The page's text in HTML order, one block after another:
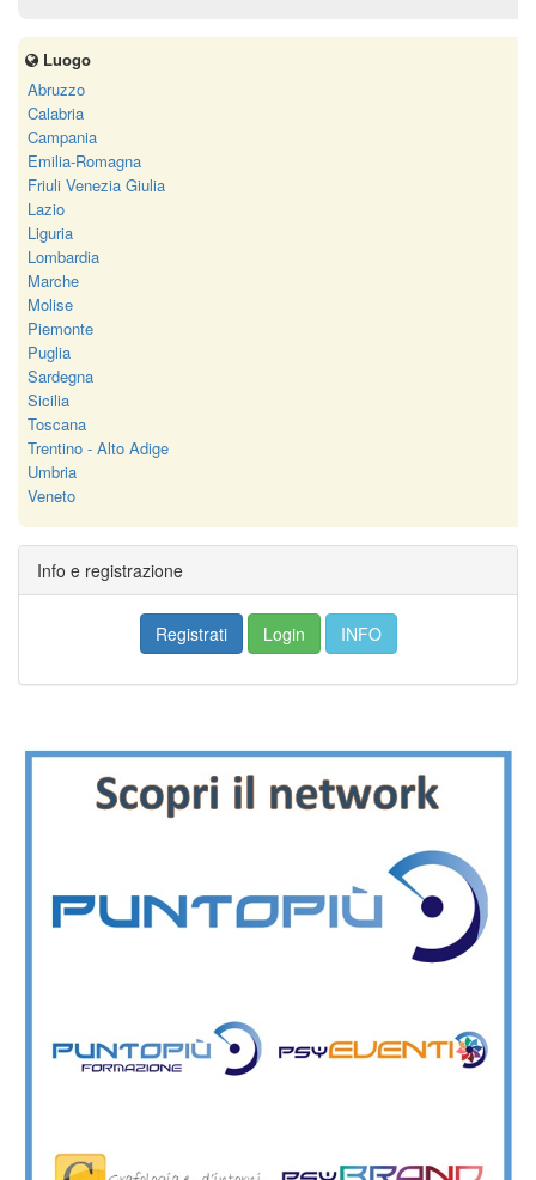
Luogo
Abruzzo
Calabria
Campania
Emilia-Romagna
Friuli Venezia Giulia
Lazio
Liguria
Lombardia
Marche
Molise
Piemonte
Puglia
Sardegna
Sicilia
Toscana
Trentino - Alto Adige
Umbria
Veneto
Info e registrazione
Registrati Login INFO